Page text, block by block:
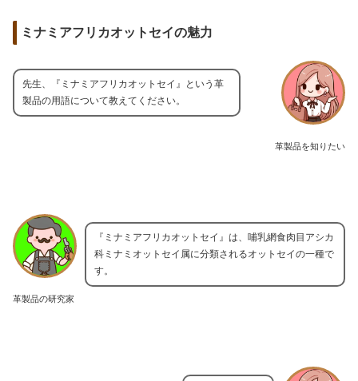
ミナミアフリカオットセイの魅力
革製品を知りたい
先生、『ミナミアフリカオットセイ』という革
製品の用語について教えてください。
革製品の研究家
『ミナミアフリカオットセイ』は、哺乳網食肉目アシカ
科ミナミオットセイ属に分類されるオットセイの一種で
す。